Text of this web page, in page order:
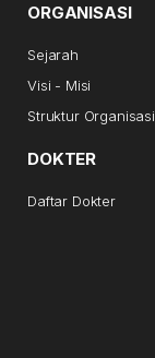
ORGANISASI
Sejarah
Visi - Misi
Struktur Organisasi
DOKTER
Daftar Dokter